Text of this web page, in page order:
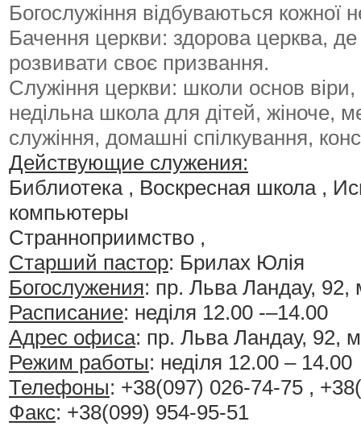
Богослужіння відбуваються кожної
Бачення церкви: здорова церква,
розвивати своє призвання.
Служіння церкви: школи основ віри,
недільна школа для дітей, жіноче,
служіння, домашні спілкування,
Действующие служения:
Библиотека , Воскресная школа ,
компьютеры
Странноприимство ,
Старший пастор: Брилах Юлія
Богослужения: пр. Льва Ландау, 92,
Расписание: неділя 12.00 -–14.00
Адрес офиса: пр. Льва Ландау, 92,
Режим работы: неділя 12.00 – 14.00
Телефоны: +38(097) 026-74-75 ,
Факс: +38(099) 954-95-51